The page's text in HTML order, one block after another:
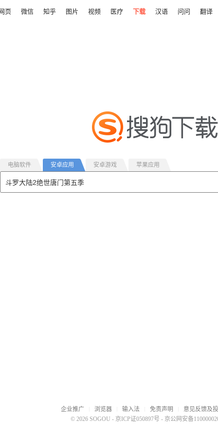
页 微信 知乎 图片 视频 医疗 下载 汉语 问问 翻译
电脑软件 安卓应用 安卓游戏 苹果应用
企业推广 浏览器 输入法 免责声明
意见反馈及
© 2026 SOGOU - 京ICP证050897号 - 京公网安备